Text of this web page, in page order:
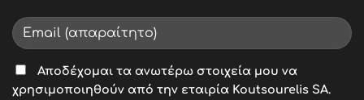
Αποδέχομαι τα ανωτέρω στοιχεία μου να
χρησιμοποιηθούν από την εταιρία Koutsourelis SA.